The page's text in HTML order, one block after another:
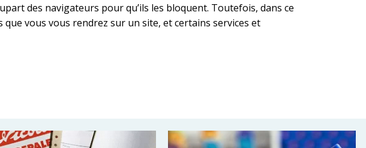
des navigateurs pour qu’ils les bloquent. Toutefois, dans ce
vous vous rendrez sur un site, et certains services et